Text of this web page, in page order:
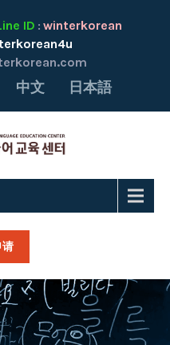
ID : winterkorean
中文 日本語